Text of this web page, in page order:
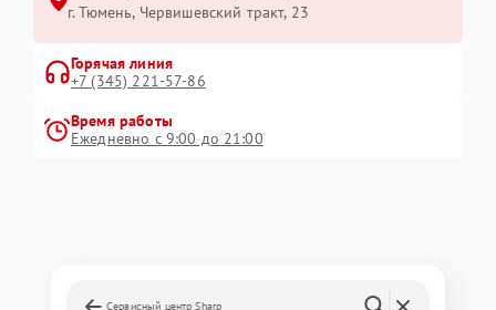
г. Тюмень, ​Червишевский тракт, 23
Горячая линия
+7 (345) 221-57-86
Время работы
Ежедневно с 9:00 до 21:00
Сервисный центр Sharp